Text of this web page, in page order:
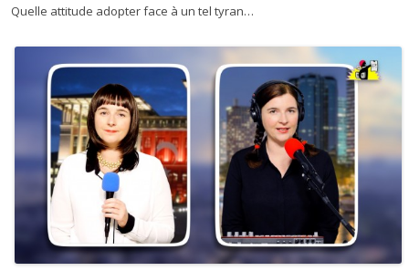
Quelle attitude adopter face à un tel tyran…